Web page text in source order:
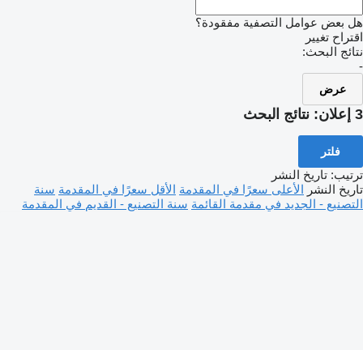
هل بعض عوامل التصفية مفقودة؟
اقتراح تغيير
نتائج البحث:
-
عرض
3 إعلان: نتائج البحث
فلتر
ترتيب: تاريخ النشر
تاريخ النشر الأعلى سعرًا في المقدمة الأقل سعرًا في المقدمة سنة
التصنيع - الجديد في مقدمة القائمة سنة التصنيع - القديم في المقدمة